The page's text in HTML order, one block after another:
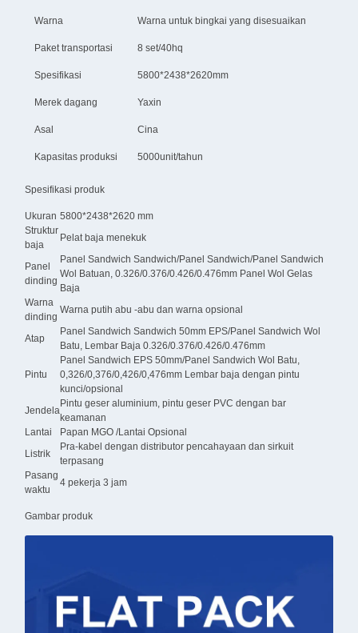
Warna Warna untuk bingkai yang disesuaikan
Paket transportasi 8 set/40hq
Spesifikasi 5800*2438*2620mm
Merek dagang Yaxin
Asal Cina
Kapasitas produksi 5000unit/tahun
Spesifikasi produk
Ukuran 5800*2438*2620 mm
Struktur
baja
Pelat baja menekuk
Panel
dinding
Panel Sandwich Sandwich/Panel Sandwich/Panel Sandwich
Wol Batuan, 0.326/0.376/0.426/0.476mm Panel Wol Gelas
Baja
Warna
dinding
Warna putih abu -abu dan warna opsional
Atap
Panel Sandwich Sandwich 50mm EPS/Panel Sandwich Wol
Batu, Lembar Baja 0.326/0.376/0.426/0.476mm
Pintu
Panel Sandwich EPS 50mm/Panel Sandwich Wol Batu,
0,326/0,376/0,426/0,476mm Lembar baja dengan pintu
kunci/opsional
Jendela
Pintu geser aluminium, pintu geser PVC dengan bar
keamanan
Lantai
Papan MGO /Lantai Opsional
Listrik
Pra-kabel dengan distributor pencahayaan dan sirkuit
terpasang
Pasang
waktu
4 pekerja 3 jam
Gambar produk